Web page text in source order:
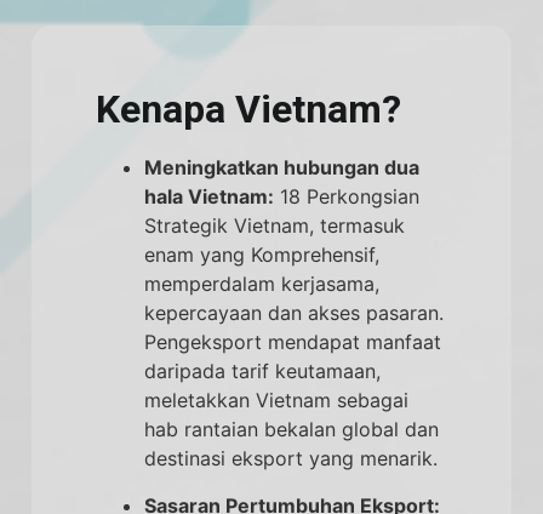
Kenapa Vietnam?
Meningkatkan hubungan dua
hala Vietnam: 18 Perkongsian
Strategik Vietnam, termasuk
enam yang Komprehensif,
memperdalam kerjasama,
kepercayaan dan akses pasaran.
Pengeksport mendapat manfaat
daripada tarif keutamaan,
meletakkan Vietnam sebagai
hab rantaian bekalan global dan
destinasi eksport yang menarik.
Sasaran Pertumbuhan Eksport: